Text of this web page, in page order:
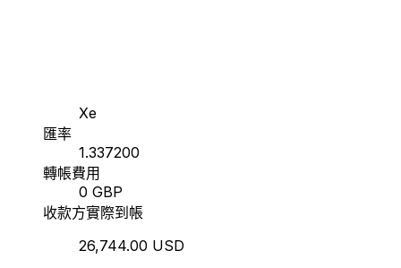
Xe
匯率
1.337200
轉帳費用
0 GBP
收款方實際到帳
26,744.00 USD